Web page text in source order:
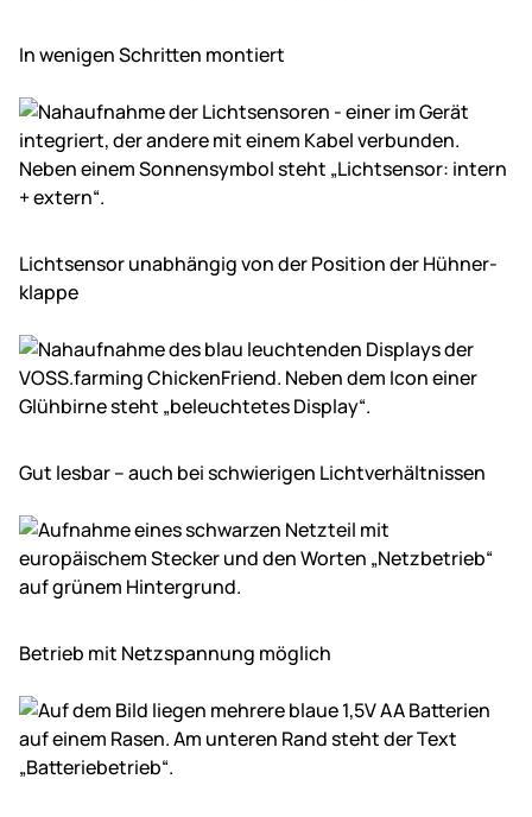
In wenigen Schritten montiert
Lichtsensor un­ab­hängig von der Position der Hühner­
klappe
Gut lesbar – auch bei schwierigen Licht­ver­hält­nissen
Betrieb mit Netz­spannung möglich